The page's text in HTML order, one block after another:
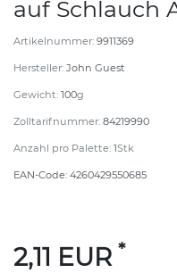
auf Schlauch
Artikelnummer: 9911369
Hersteller: John Guest
Gewicht: 100g
Zolltarifnummer: 84219990
Anzahl pro Palette: 1Stk
EAN-Code: 4260429550685
2,11 EUR *